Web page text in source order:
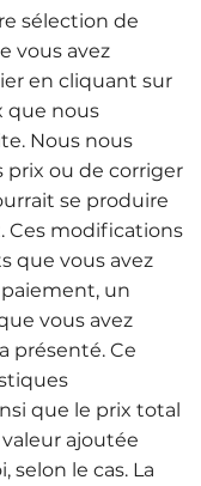
sélection de
vous avez
en cliquant sur
que nous
Nous nous
prix ou de corriger
se produire
Ces modifications
que vous avez
un
vous avez
présenté. Ce
que le prix total
ajoutée
selon le cas. La